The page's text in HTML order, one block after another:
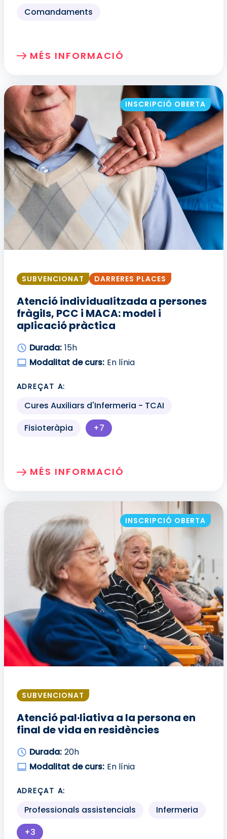
Comandaments
MÉS INFORMACIÓ
SOBRE: TREBALL EN EQUIP
SUBVENCIONAT DARRERES PLACES
Atenció individualitzada a persones
fràgils, PCC i MACA: model i
aplicació pràctica
Durada: 15h
Modalitat de curs: En línia
ADREÇAT A:
Cures Auxiliars d'Infermeria - TCAI
Fisioteràpia
+7
Més perfils professionals
MÉS INFORMACIÓ
SOBRE: ATENCIÓ INDIVIDUALITZADA
INSCRIPCIÓ OBERTA
SUBVENCIONAT
Atenció pal·liativa a la persona en
final de vida en residències
Durada: 20h
Modalitat de curs: En línia
ADREÇAT A:
Professionals assistencials
Infermeria
+3
INSCRIPCIÓ OBERTA